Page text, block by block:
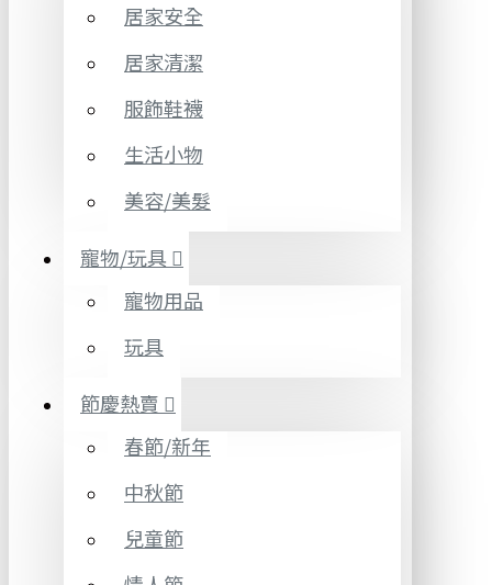
居家安全
居家清潔
服飾鞋襪
生活小物
美容/美髮
寵物/玩具
寵物用品
玩具
節慶熱賣
春節/新年
中秋節
兒童節